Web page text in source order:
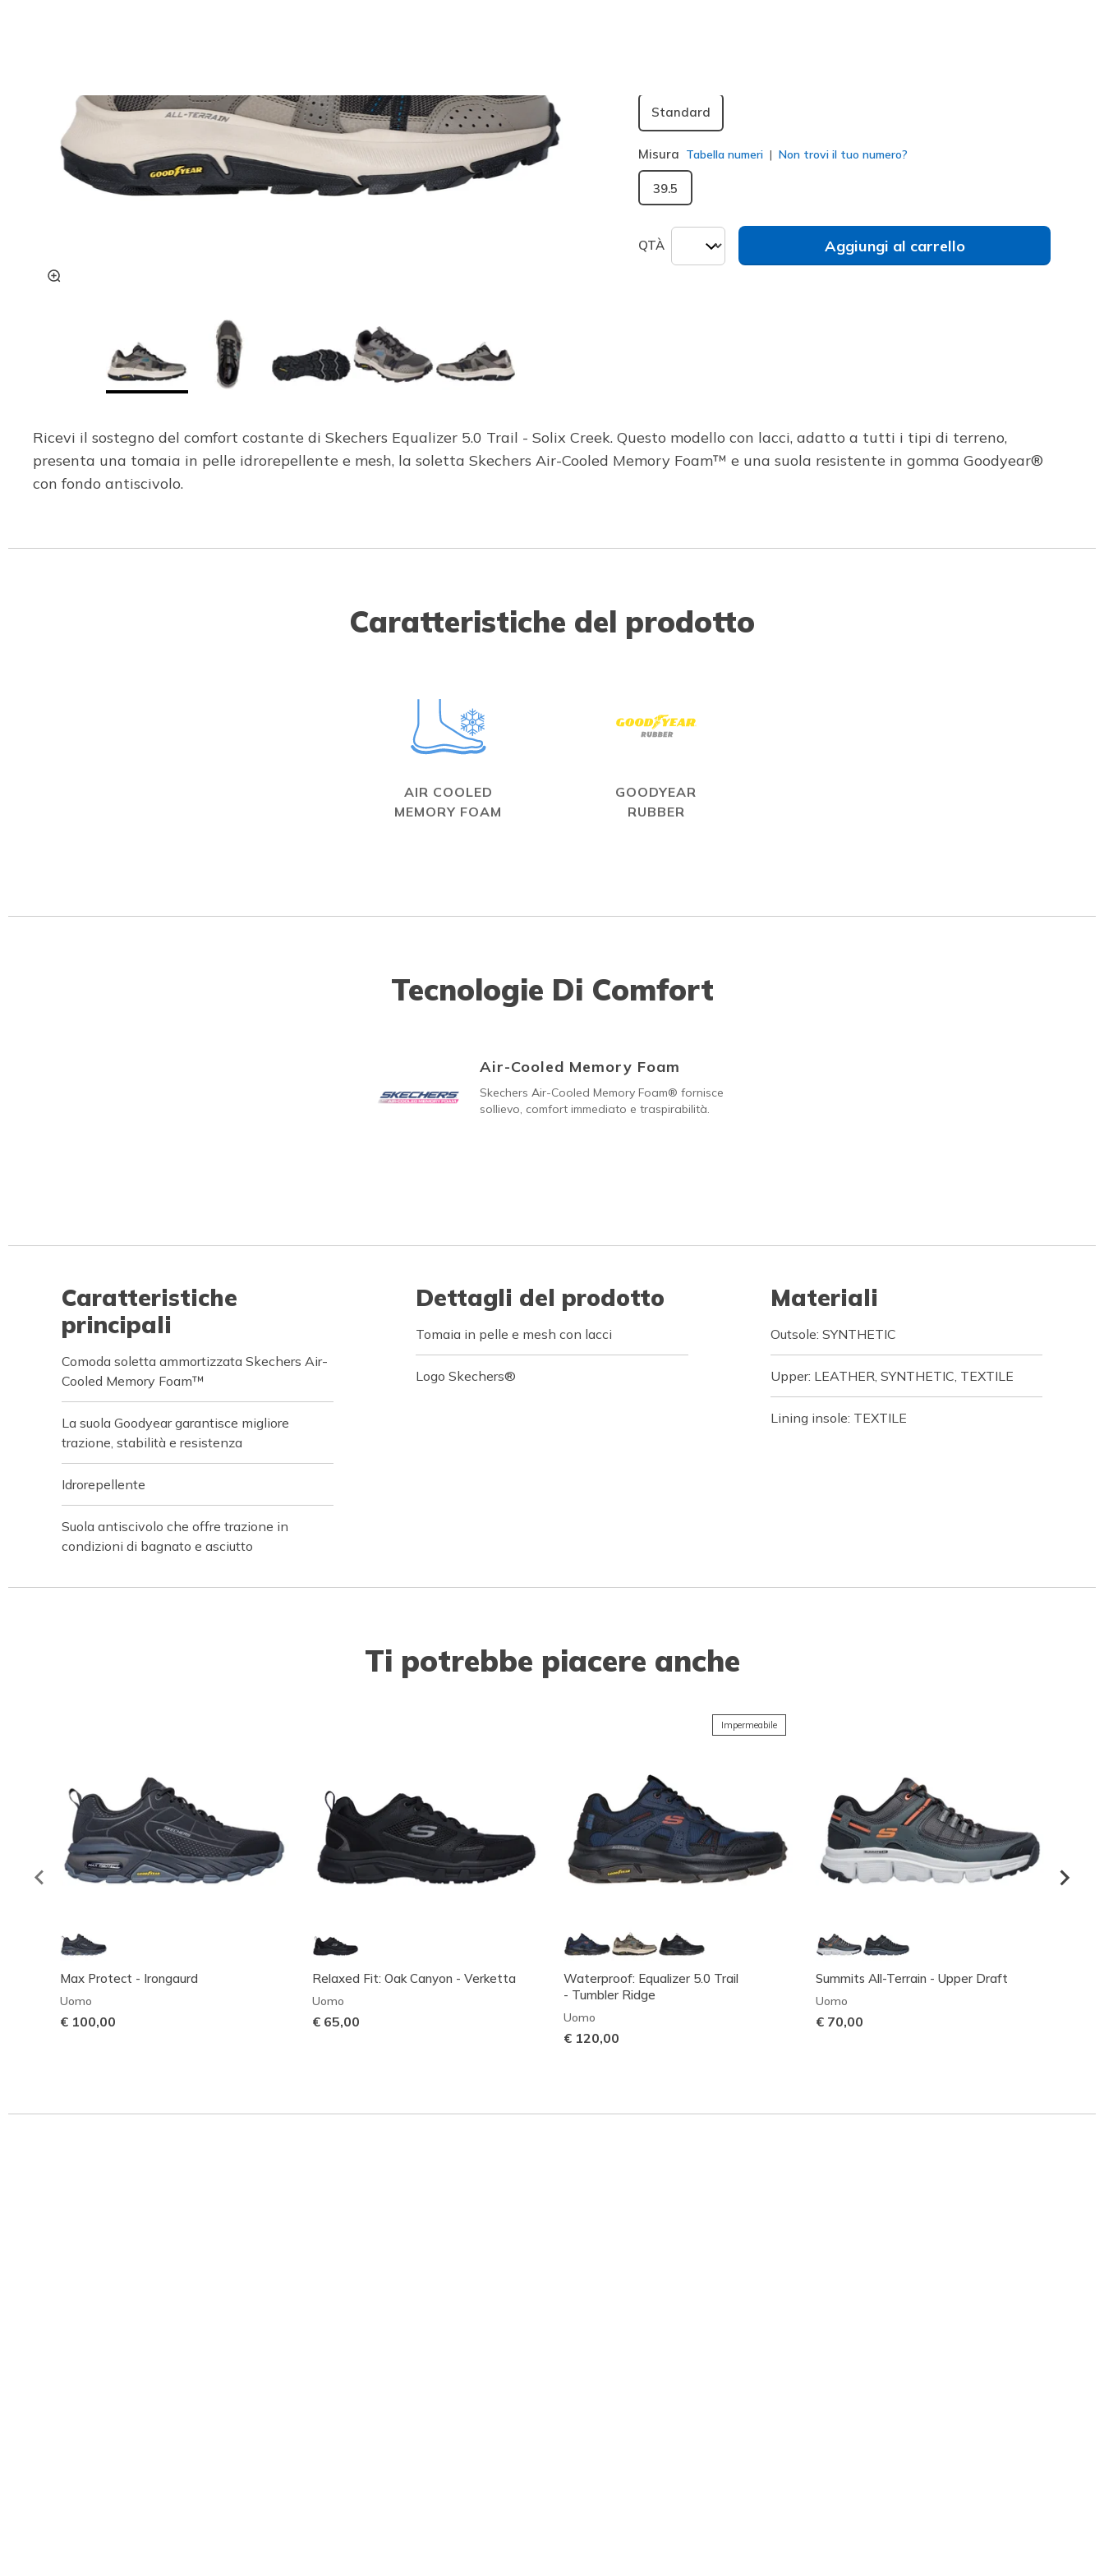
Standard
Misura Tabella numeri Non trovi il tuo numero?
39.5
QTÀ Aggiungi al carrello
Ricevi il sostegno del comfort costante di Skechers Equalizer 5.0 Trail - Solix Creek. Questo modello con lacci, adatto a tutti i tipi di terreno,
presenta una tomaia in pelle idrorepellente e mesh, la soletta Skechers Air-Cooled Memory Foam™ e una suola resistente in gomma Goodyear®
con fondo antiscivolo.
Caratteristiche del prodotto
AIR COOLED
MEMORY FOAM
GOODYEAR
RUBBER
Tecnologie Di Comfort
Air-Cooled Memory Foam
Skechers Air-Cooled Memory Foam® fornisce
sollievo, comfort immediato e traspirabilità.
Caratteristiche
principali
Comoda soletta ammortizzata Skechers Air-
Cooled Memory Foam™
La suola Goodyear garantisce migliore
trazione, stabilità e resistenza
Idrorepellente
Suola antiscivolo che offre trazione in
condizioni di bagnato e asciutto
Dettagli del prodotto
Tomaia in pelle e mesh con lacci
Logo Skechers®
Materiali
Outsole: SYNTHETIC
Upper: LEATHER, SYNTHETIC, TEXTILE
Lining insole: TEXTILE
Ti potrebbe piacere anche
Max Protect - Irongaurd
Uomo
€ 100,00
Relaxed Fit: Oak Canyon - Verketta
Uomo
€ 65,00
Impermeabile
Waterproof: Equalizer 5.0 Trail
- Tumbler Ridge
Uomo
€ 120,00
Summits All-Terrain - Upper Draft
Uomo
€ 70,00